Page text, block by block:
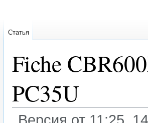
Fiche
PC35U
Статья